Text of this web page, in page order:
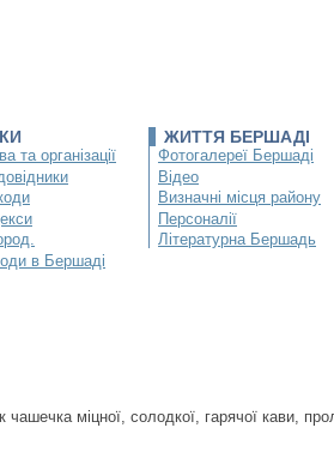
та організації
в Бершаді
ЖИТТЯ БЕРШАДІ
Фотогалереї Бершаді
Відео
Визначні місця району
Персоналії
Літературна Бершадь
чашечка міцної, солодкої, гарячої кави,